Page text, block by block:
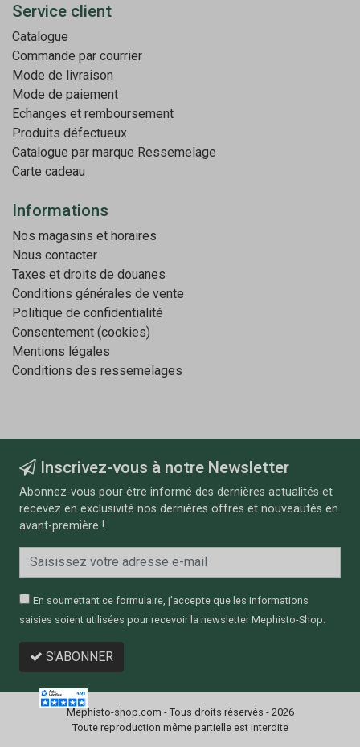
Service client
Catalogue
Commande par courrier
Mode de livraison
Mode de paiement
Echanges et remboursement
Produits défectueux
Catalogue par marque Ressemelage
Carte cadeau
Informations
Nos magasins et horaires
Nous contacter
Taxes et droits de douanes
Conditions générales de vente
Politique de confidentialité
Consentement (cookies)
Mentions légales
Conditions des ressemelages
Inscrivez-vous à notre Newsletter
Abonnez-vous pour être informé des dernières actualités et
recevez en exclusivité nos dernières offres et nouveautés en
avant-première !
En soumettant ce formulaire, j'accepte que les informations
saisies soient utilisées pour recevoir la newsletter Mephisto-Shop.
S'ABONNER
Mephisto-shop.com - Tous droits réservés - 2026
Toute reproduction même partielle est interdite